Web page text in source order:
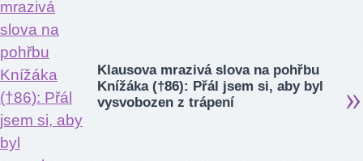
Klausova mrazivá slova na pohřbu
Knížáka (†86): Přál jsem si, aby byl
vysvobozen z trápení